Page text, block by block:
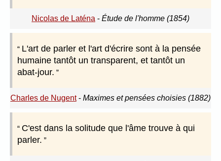
Nicolas de Laténa - Étude de l'homme (1854)
L'art de parler et l'art d'écrire sont à la pensée
humaine tantôt un transparent, et tantôt un
abat-jour.
Charles de Nugent- Maximes et pensées choisies (1882)
C'est dans la solitude que l'âme trouve à qui
parler.